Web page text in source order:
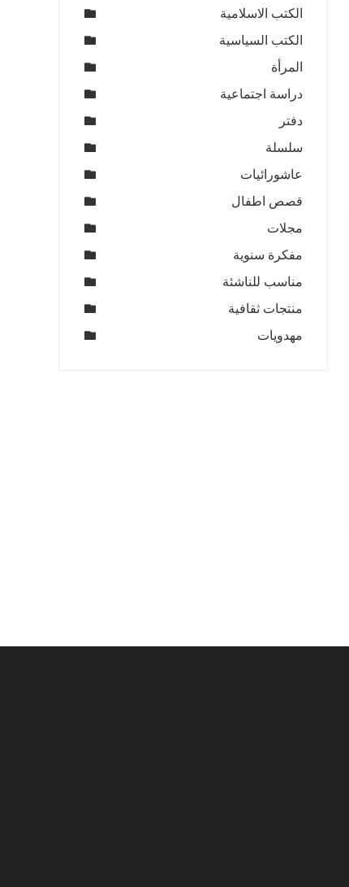
الكتب الاسلامية
الكتب السياسية
المرأة
دراسة اجتماعية
دفتر
سلسلة
عاشورائيات
قصص اطفال
مجلات
مفكرة سنوية
مناسب للناشئة
منتجات ثقافية
مهدويات